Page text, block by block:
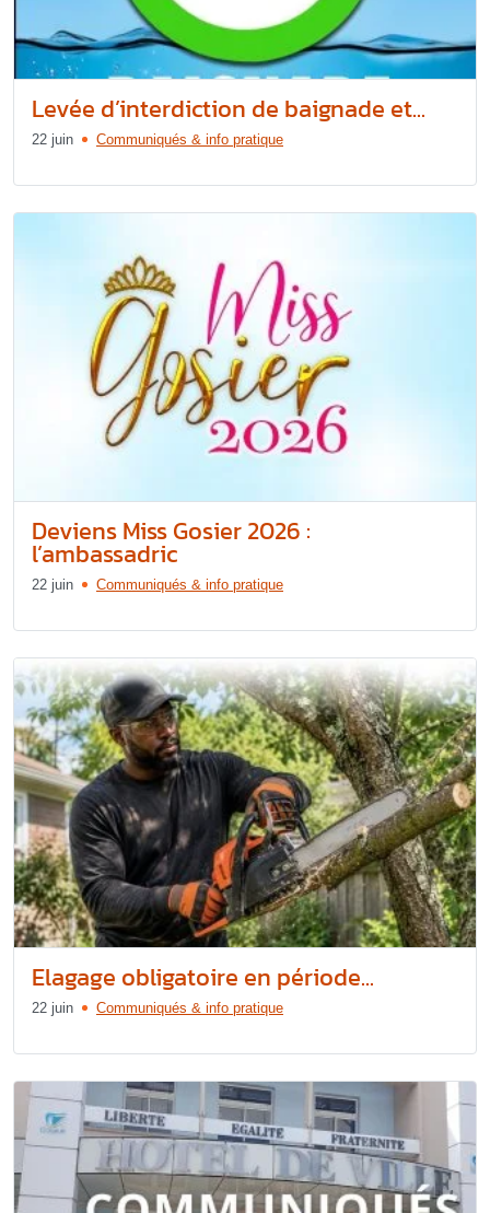
Levée d’interdiction de baignade et...
22 juin Communiqués & info pratique
Deviens Miss Gosier 2026 :
l’ambassadric
22 juin Communiqués & info pratique
Elagage obligatoire en période...
22 juin Communiqués & info pratique